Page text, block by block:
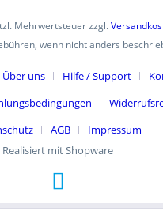
Mehrwertsteuer zzgl.
wenn nicht anders
Über uns Hilfe / Support
AGB
Impressum
Realisiert mit Shopware